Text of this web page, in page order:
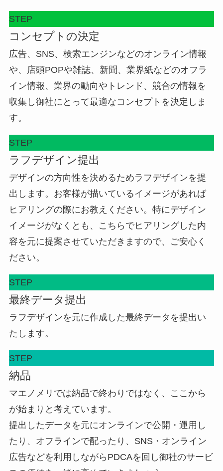
STEP
コンセプトの決定
広告、SNS、検索エンジンなどのオンライン情報
や、店頭POPや雑誌、新聞、業界紙などのオフラ
イン情報、業界の動向やトレンド、競合の情報を
収集し御社にとって最適なコンセプトを決定しま
す。
STEP
ラフデザイン提出
デザインの方向性を決めるためラフデザインを提
出します。お客様が描いているイメージがあれば
ヒアリングの際にお教えください。特にデザイン
イメージがなくとも、こちらでヒアリングした内
容を元に提案させていただきますので、ご安心く
ださい。
STEP
最終データ提出
ラフデザインを元に作成した最終データを提出い
たします。
STEP
納品
マエノメリでは納品で終わりではなく、ここから
が始まりと考えています。
提出したデータを元にオンラインで公開・運用し
たり、オフラインで配ったり、SNS・オンライン
広告などを利用しながらPDCAを回し御社のサービ